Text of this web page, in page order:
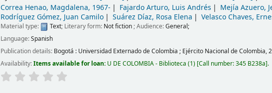
Correa Henao, Magdalena, 1967- Fajardo Arturo, Luis Andrés
Mejía Azuero,
Rodríguez Gómez, Juan Camilo
Suárez Díaz, Rosa Elena Velasco Chaves,
Material type: Text; Literary form: Not fiction; Audience:General;
Language:Spanish
Publication details: Bogotá : Universidad Externado de Colombia ; Ejército Nacional de Colombia,
Availability:Items available for loan: U DE COLOMBIA - Biblioteca (1) Call number:345 B238a .